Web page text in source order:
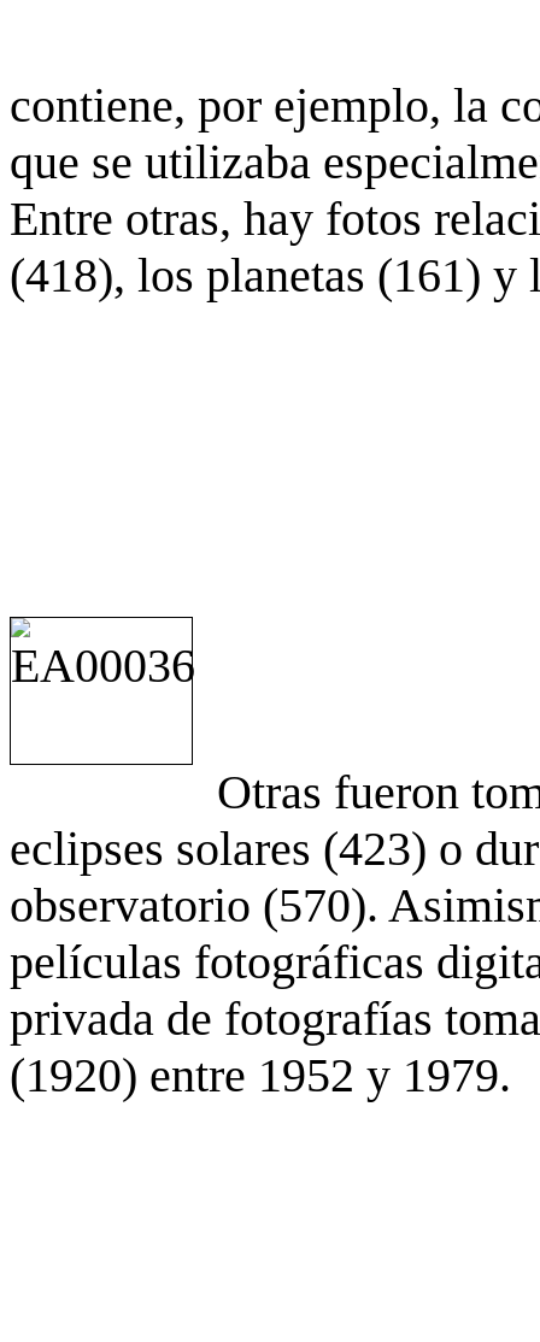
contiene, por ejemplo, la
que se utilizaba
Entre otras, hay fotos
(418), los planetas (161) y
Otras fueron
eclipses solares (423) o
observatorio (570).
películas fotográficas
privada de fotografías
(1920) entre 1952 y 1979.